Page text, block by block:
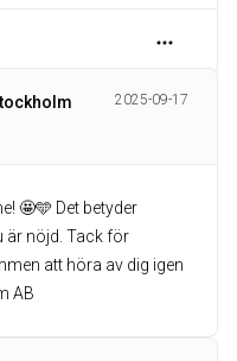
2025-09-17
🤩🩵 Det betyder
är nöjd. Tack för
att höra av dig igen
AB